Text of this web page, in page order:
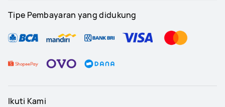
Tipe Pembayaran yang didukung
Ikuti Kami